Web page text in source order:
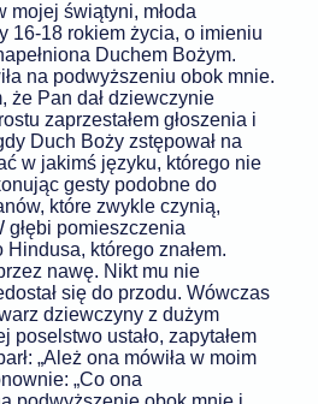
mojej świątyni, młoda
16-18 rokiem życia, o imieniu
Duchem Bożym.
na podwyższeniu obok mnie.
że Pan dał dziewczynie
zaprzestałem głoszenia i
Duch Boży zstępował na
w jakimś języku, którego nie
gesty podobne do
które zwykle czynią,
głębi pomieszczenia
Hindusa, którego znałem.
nawę. Nikt mu nie
się do przodu. Wówczas
dziewczyny z dużym
poselstwo ustało, zapytałem
„Ależ ona mówiła w moim
„Co ona